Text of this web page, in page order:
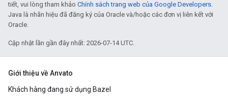
tiết, vui lòng tham khảo Chính sách trang web của Google Developers.
Java là nhãn hiệu đã đăng ký của Oracle và/hoặc các đơn vị liên kết với
Oracle.
Cập nhật lần gần đây nhất: 2026-07-14 UTC.
Giới thiệu về Anvato
Khách hàng đang sử dụng Bazel